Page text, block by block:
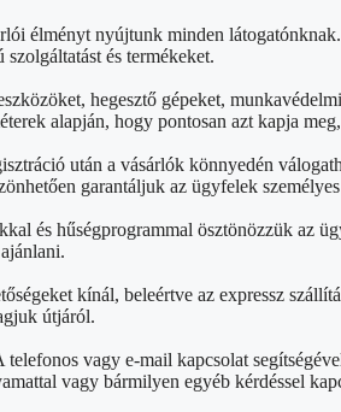
élményt nyújtunk minden
és termékeket.
hegesztő gépeket,
alapján, hogy pontosan azt kapja
után a vásárlók könnyedén
garantáljuk az ügyfelek
és hűségprogrammal ösztönözzük az
kínál, beleértve az expressz
útjáról.
vagy e-mail kapcsolat
vagy bármilyen egyéb kérdéssel